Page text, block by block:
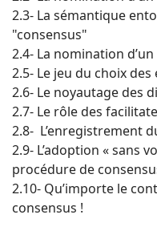
2.3- La sémantique
"consensus"
2.4- La nomination
2.5- Le jeu du choix des
2.6- Le noyautage des
2.7- Le rôle des
2.8- L’enregistrement
2.9- L’adoption « sans
procédure de
2.10- Qu’importe le
consensus !